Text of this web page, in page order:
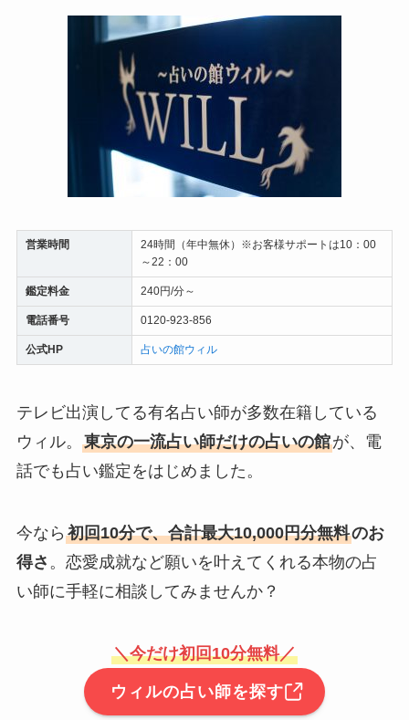
営業時間
24時間（年中無休）※お客様サポートは10：00
～22：00
鑑定料金 240円/分～
電話番号 0120-923-856
公式HP 占いの館ウィル
テレビ出演してる有名占い師が多数在籍している
ウィル。 東京の一流占い師だけの占いの館が、電
話でも占い鑑定をはじめました。
今なら 初回10分で、合計最大10,000円分無料のお
得さ 。恋愛成就など願いを叶えてくれる本物の占
い師に手軽に相談してみませんか？
＼今だけ初回10分無料／
ウィルの占い師を探す